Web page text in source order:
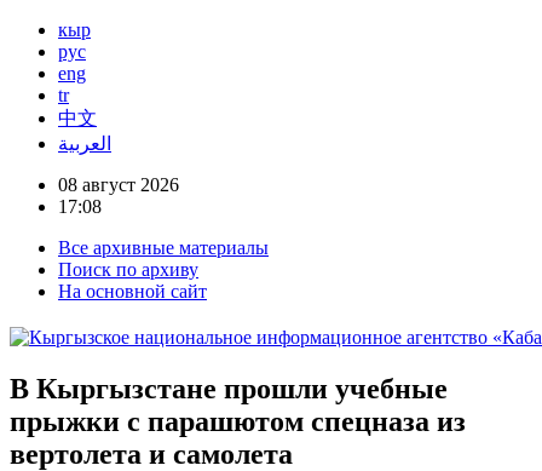
кыр
рус
eng
tr
中文
العربية
08 август 2026
17:08
Все архивные материалы
Поиск по архиву
На основной сайт
В Кыргызстане прошли учебные
прыжки с парашютом спецназа из
вертолета и самолета